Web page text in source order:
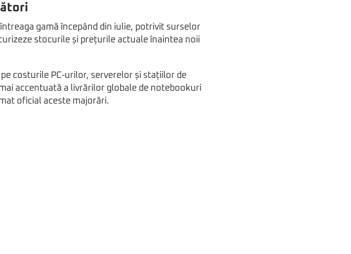
gamă începând din iulie, potrivit surselor
stocurile și prețurile actuale înaintea noii
costurile PC-urilor, serverelor și stațiilor de
accentuată a livrărilor globale de notebookuri
oficial aceste majorări.